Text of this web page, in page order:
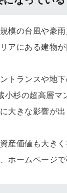
模の台風や豪
アにある建物
トランスや地
杉の超高層マ
大きな影響が出
産価値も大き
ホームページ